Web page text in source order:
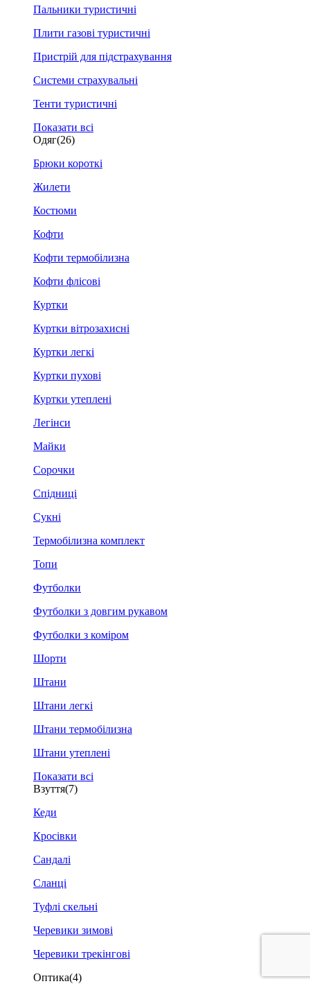
Пальники туристичні
Плити газові туристичні
Пристрій для підстрахування
Системи страхувальні
Тенти туристичні
Показати всі
Одяг(26)
Брюки короткі
Жилети
Костюми
Кофти
Кофти термобілизна
Кофти флісові
Куртки
Куртки вітрозахисні
Куртки легкі
Куртки пухові
Куртки утеплені
Легінси
Майки
Сорочки
Спідниці
Сукні
Термобілизна комплект
Топи
Футболки
Футболки з довгим рукавом
Футболки з коміром
Шорти
Штани
Штани легкі
Штани термобілизна
Штани утеплені
Показати всі
Взуття(7)
Кеди
Кросівки
Сандалі
Сланці
Туфлі скельні
Черевики зимові
Черевики трекінгові
Оптика(4)